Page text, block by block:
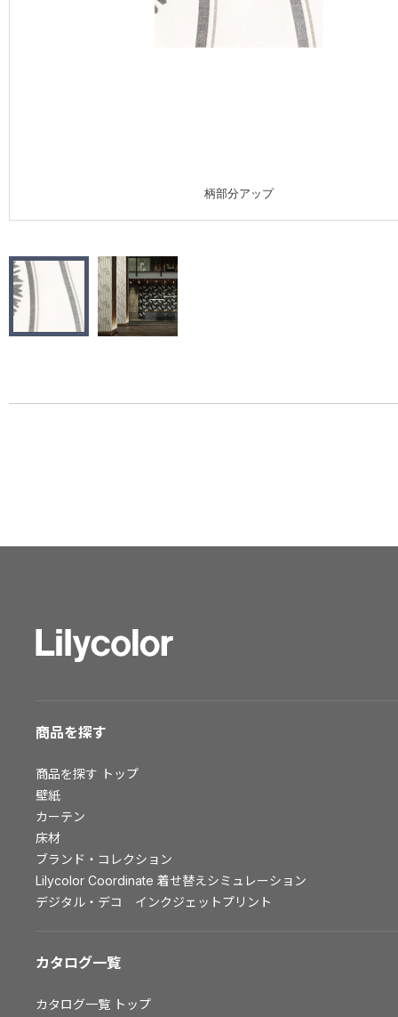
モデルハウス
新築戸建・マンション
#リリカラのある暮らし
大阪ショールーム
仙台ショールーム
お客様サポート
お客様サポート トップ
資料ダウンロード
画像ダウンロード
動画一覧
お手入れ便利帳
お役立ち資料
お問い合わせ（一般のお客様）
よくあるご質問
柄部分アップ
商品を探す
商品を探す トップ
壁紙
カーテン
床材
ブランド・コレクション
Lilycolor Coordinate 着せ替えシミュレーション
デジタル・デコ インクジェットプリント
カタログ一覧
カタログ一覧 トップ